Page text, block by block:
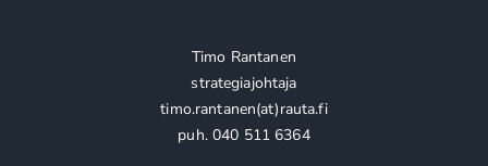
Timo Rantanen
strategiajohtaja
timo.rantanen(at)rauta.fi
puh. 040 511 6364